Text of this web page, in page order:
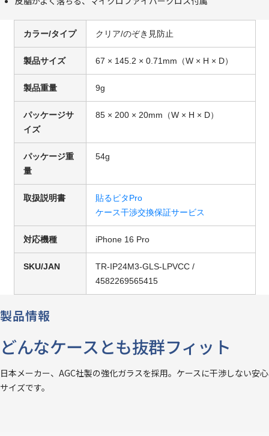
カラー/タイプ クリア/のぞき見防止
製品サイズ 67 × 145.2 × 0.71mm（W × H × D）
製品重量 9g
パッケージサ
イズ
85 × 200 × 20mm（W × H × D）
パッケージ重
量
54g
取扱説明書
貼るピタPro
ケース干渉交換保証サービス
対応機種 iPhone 16 Pro
SKU/JAN
TR-IP24M3-GLS-LPVCC /
4582269565415
製品情報
どんなケースとも抜群フィット
日本メーカー、AGC社製の強化ガラスを採用。ケースに干渉しない安心
サイズです。